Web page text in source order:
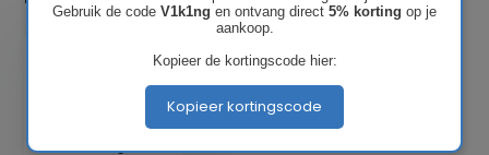
Gebruik de code V1k1ng en ontvang direct 5% korting op je
aankoop.
Kopieer de kortingscode hier:
Kopieer kortingscode